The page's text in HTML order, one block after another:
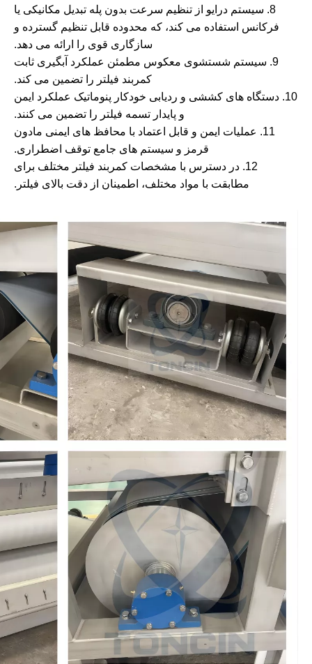
8. سیستم درایو از تنظیم سرعت بدون پله تبدیل مکانیکی یا
فرکانس استفاده می کند، که محدوده قابل تنظیم گسترده و
سازگاری قوی را ارائه می دهد.
9. سیستم شستشوی معکوس مطمئن عملکرد آبگیری ثابت
کمربند فیلتر را تضمین می کند.
10. دستگاه های کششی و ردیابی خودکار پنوماتیک عملکرد ایمن
و پایدار تسمه فیلتر را تضمین می کنند.
11. عملیات ایمن و قابل اعتماد با محافظ های ایمنی مادون
قرمز و سیستم های جامع توقف اضطراری.
12. در دسترس با مشخصات کمربند فیلتر مختلف برای
مطابقت با مواد مختلف، اطمینان از دقت بالای فیلتر.